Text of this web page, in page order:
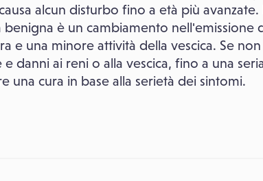
alcun disturbo fino a età più
è un cambiamento nell'emissione
e una minore attività della vescica. Se
danni ai reni o alla vescica, fino a una
una cura in base alla serietà dei sintomi.